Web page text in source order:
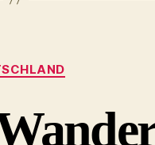
Kategorien